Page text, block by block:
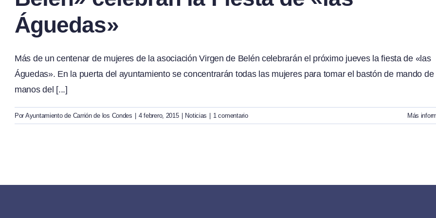
Águedas»
Más de un centenar de mujeres de la asociación Virgen de Belén celebrarán el próximo jueves la fiesta de «las
Águedas». En la puerta del ayuntamiento se concentrarán todas las mujeres para tomar el bastón de mando de
manos del [...]
Por Ayuntamiento de Carrión de los Condes | 4 febrero, 2015 | Noticias | 1 comentario Más